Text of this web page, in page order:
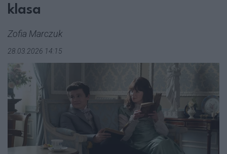
klasa
Zofia Marczuk
28.03.2026 14:15